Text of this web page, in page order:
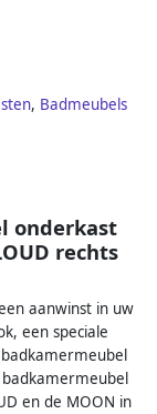
, Badmeubels
onderkast
rechts
aanwinst in uw
een speciale
en de MOON in